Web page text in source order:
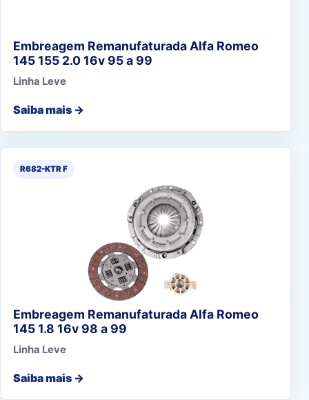
Embreagem Remanufaturada Alfa Romeo
145 155 2.0 16v 95 a 99
Linha Leve
Saiba mais →
R682-KTR F
Embreagem Remanufaturada Alfa Romeo
145 1.8 16v 98 a 99
Linha Leve
Saiba mais →